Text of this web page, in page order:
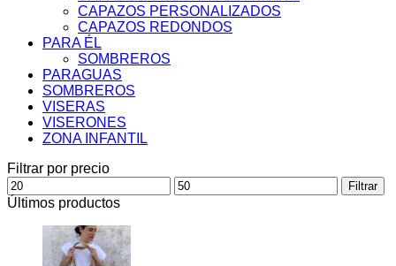
CAPAZOS PERSONALIZADOS
CAPAZOS REDONDOS
PARA ÉL
SOMBREROS
PARAGUAS
SOMBREROS
VISERAS
VISERONES
ZONA INFANTIL
Filtrar por precio
Precio
mínimo
Precio
máximo
Filtrar
Últimos productos